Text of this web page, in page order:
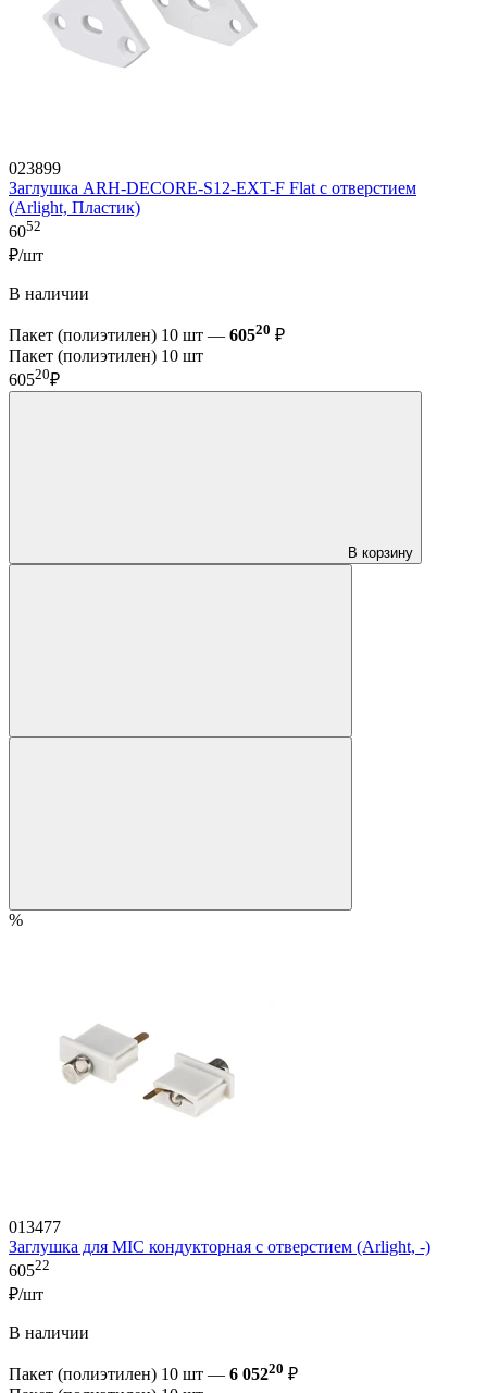
023899
Заглушка ARH-DECORE-S12-EXT-F Flat с отверстием
(Arlight, Пластик)
6052
₽/шт
В наличии
Пакет (полиэтилен) 10 шт — 60520 ₽
Пакет (полиэтилен) 10 шт
60520₽
В корзину
%
013477
Заглушка для MIC кондукторная с отверстием (Arlight, -)
60522
₽/шт
В наличии
Пакет (полиэтилен) 10 шт — 6 05220 ₽